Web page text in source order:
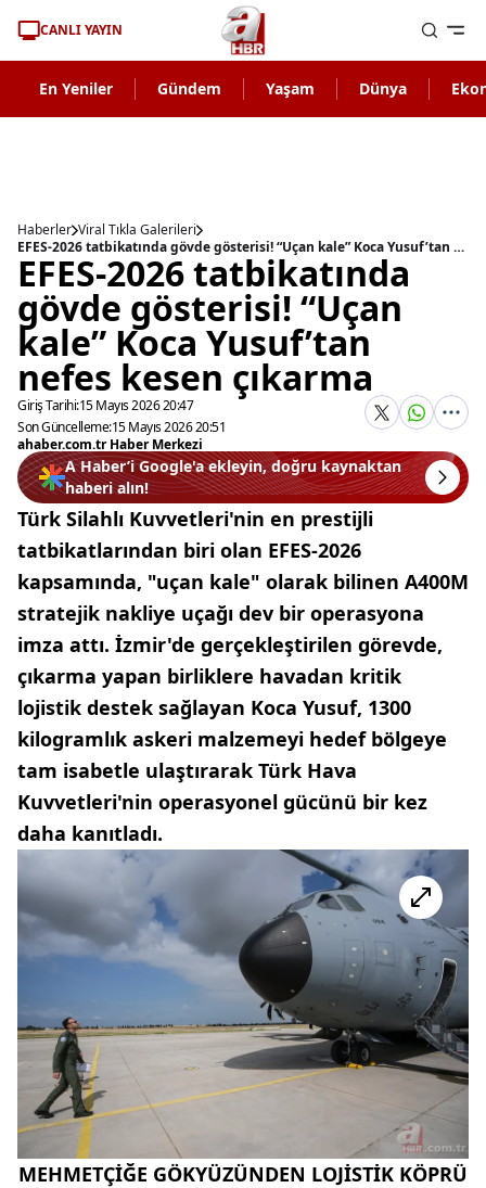
CANLI YAYIN
En Yeniler Gündem Yaşam Dünya
Haberler Viral Tıkla Galerileri
EFES-2026 tatbikatında gövde gösterisi! “Uçan kale” Koca Yusuf’tan nefes kesen çıkarma
EFES-2026 tatbikatında
gövde gösterisi! “Uçan
kale” Koca Yusuf’tan
nefes kesen çıkarma
Giriş Tarihi:15 Mayıs 2026 20:47
Son Güncelleme:15 Mayıs 2026 20:51
ahaber.com.tr Haber Merkezi
A Haber’i Google'a ekleyin, doğru kaynaktan
haberi alın!
Türk Silahlı Kuvvetleri'nin en prestijli
tatbikatlarından biri olan EFES-2026
kapsamında, "uçan kale" olarak bilinen A400M
stratejik nakliye uçağı dev bir operasyona
imza attı. İzmir'de gerçekleştirilen görevde,
çıkarma yapan birliklere havadan kritik
lojistik destek sağlayan Koca Yusuf, 1300
kilogramlık askeri malzemeyi hedef bölgeye
tam isabetle ulaştırarak Türk Hava
Kuvvetleri'nin operasyonel gücünü bir kez
daha kanıtladı.
MEHMETÇİĞE GÖKYÜZÜNDEN LOJİSTİK KÖPRÜ